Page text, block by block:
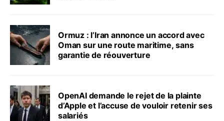
Ormuz : l’Iran annonce un accord avec
Oman sur une route maritime, sans
garantie de réouverture
OpenAI demande le rejet de la plainte
d’Apple et l’accuse de vouloir retenir ses
salariés